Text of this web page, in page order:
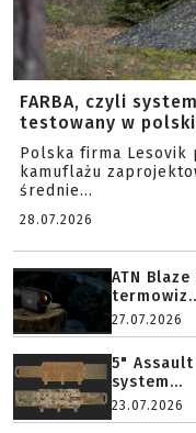
FARBA, czyli
testowany w
Polska firma Lesovik
kamuflażu
średnie...
28.07.2026
ATN
27.07.2026
5"
system...
23.07.2026